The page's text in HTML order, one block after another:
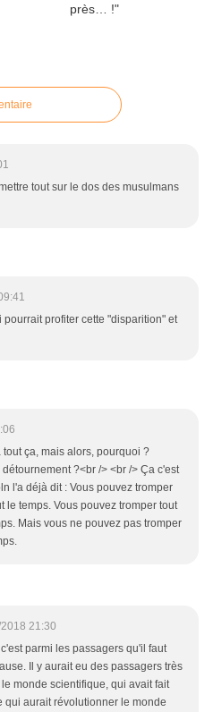
tout sur le dos des musulmans
profiter cette "disparition" et
ça, mais alors, pourquoi ?
?<br /> <br /> Ça c'est
l'a déjà dit : Vous pouvez tromper
le temps. Vous pouvez tromper tout
Mais vous ne pouvez pas tromper
21:30
parmi les passagers qu'il faut
Il y aurait eu des passagers très
monde scientifique, qui avait fait
qui aurait révolutionner le monde